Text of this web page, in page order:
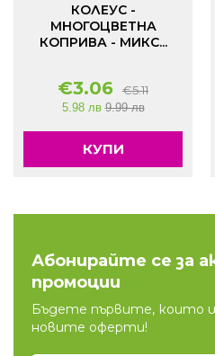
КОЛЕУС -
МНОГОЦВЕТНА
КОПРИВА - МИКС...
€3.06 €5.11
5.98 лв 9.99 лв
КУПИ
Абонирайте се за
промоции
Бъдете първите, които
новите оферти!